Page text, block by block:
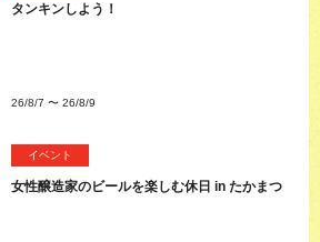
タンキンしよう！
26/8/7 〜 26/8/9
イベント
女性醸造家のビールを楽しむ休日 in たかまつ